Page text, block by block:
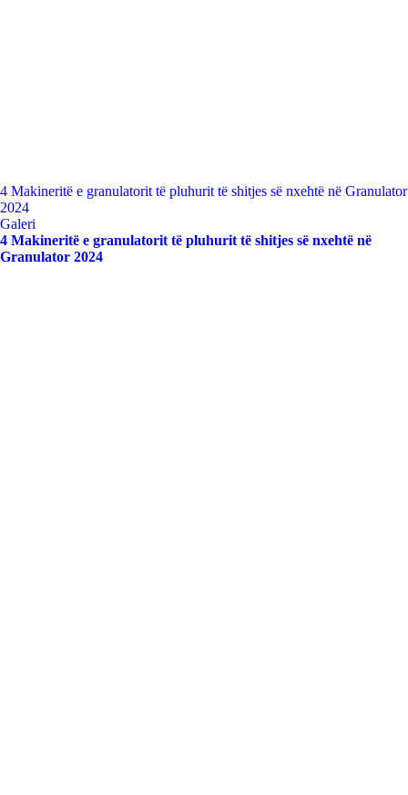
4 Makineritë e granulatorit të pluhurit të shitjes së nxehtë në Granulator
2024
Galeri
4 Makineritë e granulatorit të pluhurit të shitjes së nxehtë në
Granulator 2024